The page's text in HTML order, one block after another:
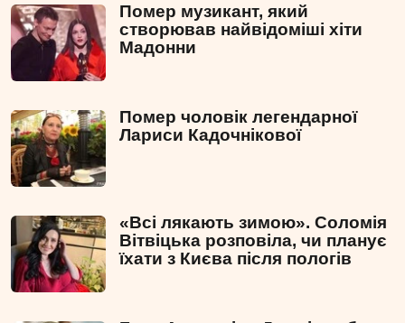
Помер музикант, який
створював найвідоміші хіти
Мадонни
Помер чоловік легендарної
Лариси Кадочнікової
«Всі лякають зимою». Соломія
Вітвіцька розповіла, чи планує
їхати з Києва після пологів